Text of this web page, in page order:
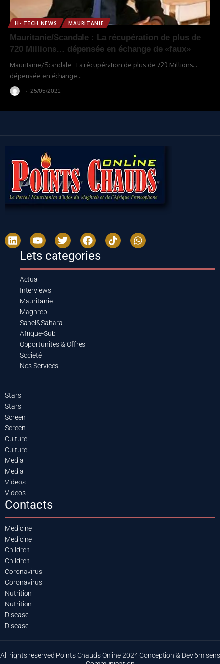
H- TECH NEWS MAURITANIE
Mauritanie/Scandale : La récupération de plus de
720 Millions… dépensée en échange de «faux»
Mauritanie/Scandale : La récupération de plus de 720 Millions…
dépensée en échange…
25/05/2021
Lets categories
Actua
Interviews
Mauritanie
Maghreb
Sahel&Sahara
Afrique-Sub
Opportunités & Offres
Societé
Nos Services
Stars
Stars
Screen
Screen
Culture
Culture
Media
Media
Videos
Videos
Contacts
Medicine
Medicine
Children
Children
Coronavirus
Coronavirus
Nutrition
Nutrition
Disease
Disease
All rights reserved Points Chauds Online 2024 Conception & Dev 6m sens